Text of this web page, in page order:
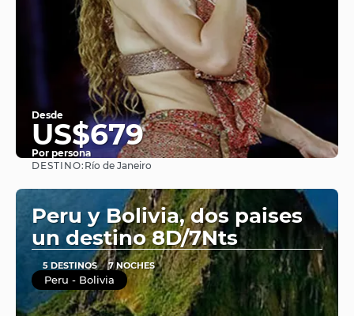
Desde
US$679
Por persona
DESTINO: Río de Janeiro
Peru y Bolivia, dos paises
un destino 8D/7Nts
5 DESTINOS 7 NOCHES
Peru - Bolivia